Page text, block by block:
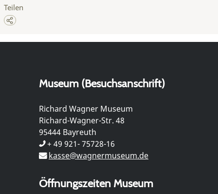
Teilen
Museum (Besuchsanschrift)
Richard Wagner Museum
Richard-Wagner-Str. 48
95444 Bayreuth
+ 49 921- 75728-16
kasse@wagnermuseum.de
Öffnungszeiten Museum